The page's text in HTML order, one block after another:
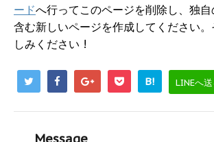
ードへ行ってこのページを削除し、独
含む新しいページを作成してください
しみください !
B! LINEへ
Message